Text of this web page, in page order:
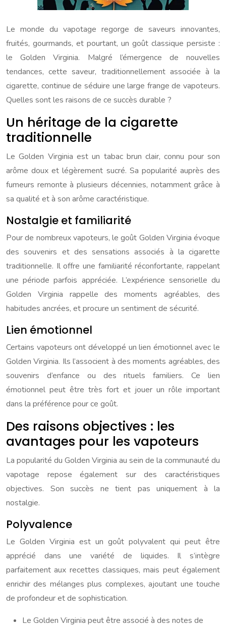
Le monde du vapotage regorge de saveurs innovantes,
fruités, gourmands, et pourtant, un goût classique persiste :
le Golden Virginia. Malgré l’émergence de nouvelles
tendances, cette saveur, traditionnellement associée à la
cigarette, continue de séduire une large frange de vapoteurs.
Quelles sont les raisons de ce succès durable ?
Un héritage de la cigarette
traditionnelle
Le Golden Virginia est un tabac brun clair, connu pour son
arôme doux et légèrement sucré. Sa popularité auprès des
fumeurs remonte à plusieurs décennies, notamment grâce à
sa qualité et à son arôme caractéristique.
Nostalgie et familiarité
Pour de nombreux vapoteurs, le goût Golden Virginia évoque
des souvenirs et des sensations associés à la cigarette
traditionnelle. Il offre une familiarité réconfortante, rappelant
une période parfois appréciée. L’expérience sensorielle du
Golden Virginia rappelle des moments agréables, des
habitudes ancrées, et procure un sentiment de sécurité.
Lien émotionnel
Certains vapoteurs ont développé un lien émotionnel avec le
Golden Virginia. Ils l’associent à des moments agréables, des
souvenirs d’enfance ou des rituels familiers. Ce lien
émotionnel peut être très fort et jouer un rôle important
dans la préférence pour ce goût.
Des raisons objectives : les
avantages pour les vapoteurs
La popularité du Golden Virginia au sein de la communauté du
vapotage repose également sur des caractéristiques
objectives. Son succès ne tient pas uniquement à la
nostalgie.
Polyvalence
Le Golden Virginia est un goût polyvalent qui peut être
apprécié dans une variété de liquides. Il s’intègre
parfaitement aux recettes classiques, mais peut également
enrichir des mélanges plus complexes, ajoutant une touche
de profondeur et de sophistication.
Le Golden Virginia peut être associé à des notes de